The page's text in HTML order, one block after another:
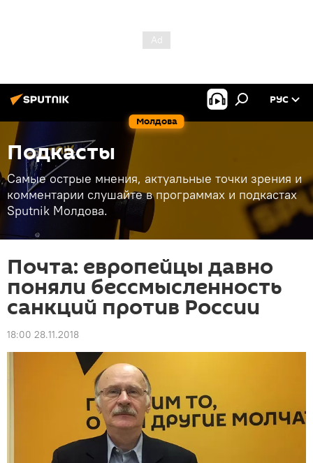
Молдова
РУС
Подкасты
Самые острые мнения, актуальные точки зрения и
комментарии слушайте в программах и подкастах
Sputnik Молдова.
Почта: европейцы давно
поняли бессмысленность
санкций против России
18:00 28.11.2018